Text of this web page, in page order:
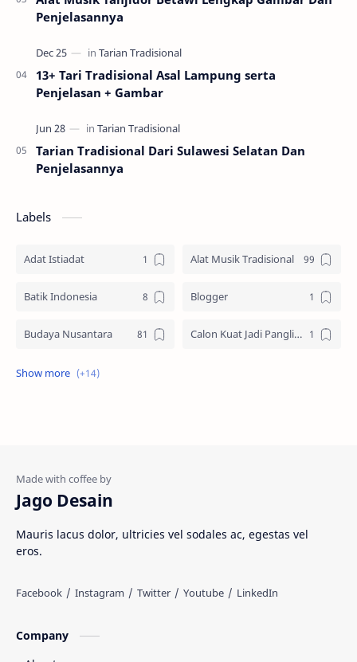
Penjelasannya
13+ Tari Tradisional Asal Lampung serta
Penjelasan + Gambar
Tarian Tradisional Dari Sulawesi Selatan Dan
Penjelasannya
Labels
Adat Istiadat Alat Musik Tradisional
Batik Indonesia Blogger
Budaya Nusantara Calon Kuat Jadi Panglima TNI
Jasa website
Rumah Adat
Tarian Tradisional
Web freelancer Wisata Indonesia
Jago Desain
Mauris lacus dolor, ultricies vel sodales ac, egestas vel
eros.
Company